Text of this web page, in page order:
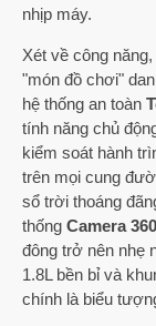
nhịp máy.
Xét về công
"món đồ chơi"
hệ thống an toàn
tính năng chủ
kiểm soát hành
trên mọi cung
sổ trời thoáng
thống Camera
đông trở nên nhẹ
1.8L bền bỉ và
chính là biểu